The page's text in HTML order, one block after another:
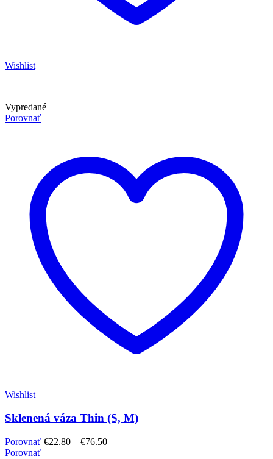
Wishlist
Vypredané
Porovnať
Wishlist
Sklenená váza Thin (S, M)
Porovnať €22.80 – €76.50
Porovnať